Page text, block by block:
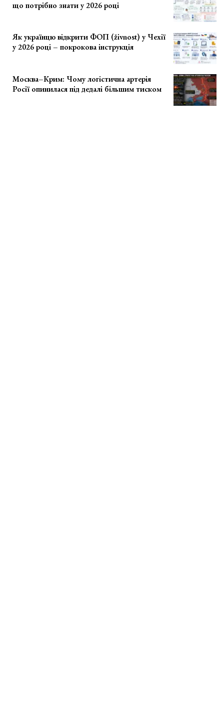
що потрібно знати у 2026 році
Як українцю відкрити ФОП (živnost) у Чехії
у 2026 році – покрокова інструкція
Москва–Крим: Чому логістична артерія
Росії опинилася під дедалі більшим тиском